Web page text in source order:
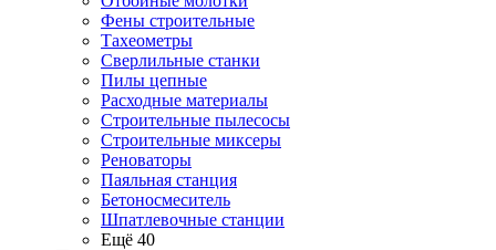
Фены строительные
Тахеометры
Сверлильные станки
Пилы цепные
Расходные материалы
Строительные пылесосы
Строительные миксеры
Реноваторы
Паяльная станция
Бетоносмеситель
Шпатлевочные станции
Ещё 40